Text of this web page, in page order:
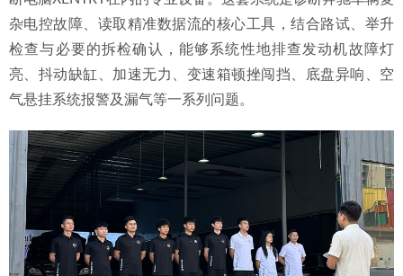
杂电控故障、读取精准数据流的核心工具，结合路试、举升
检查与必要的拆检确认，能够系统性地排查发动机故障灯
亮、抖动缺缸、加速无力、变速箱顿挫闯挡、底盘异响、空
气悬挂系统报警及漏气等一系列问题。